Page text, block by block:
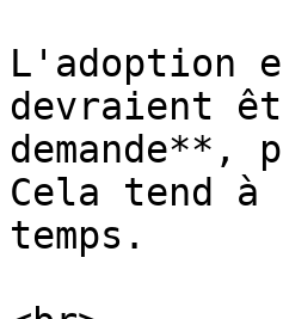
L'adoption
devraient
Cela tend
temps.